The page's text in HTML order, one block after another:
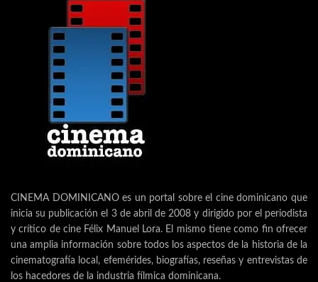
CINEMA DOMINICANO es un portal sobre el cine dominicano que
inicia su publicación el 3 de abril de 2008 y dirigido por el periodista
y crítico de cine Félix Manuel Lora. El mismo tiene como fin ofrecer
una amplia información sobre todos los aspectos de la historia de la
cinematografía local, efemérides, biografías, reseñas y entrevistas de
los hacedores de la industria fílmica dominicana.